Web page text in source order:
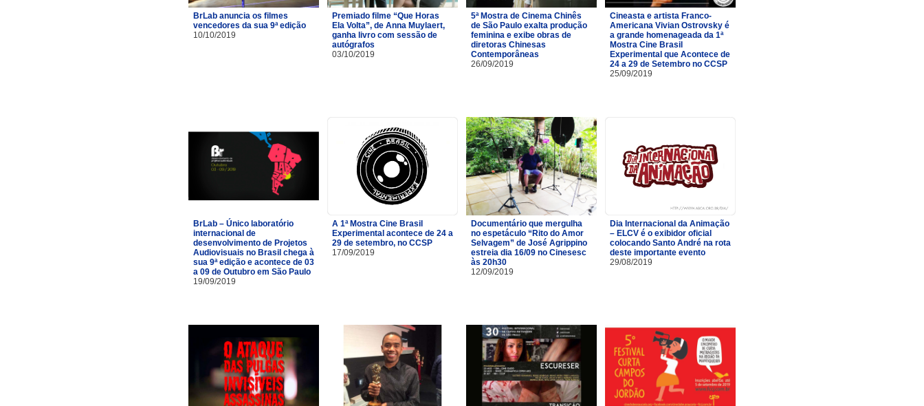
BrLab anuncia os filmes
vencedores da sua 9ª edição
10/10/2019
Premiado filme “Que Horas
Ela Volta”, de Anna Muylaert,
ganha livro com sessão de
autógrafos
03/10/2019
5ª Mostra de Cinema Chinês
de São Paulo exalta produção
feminina e exibe obras de
diretoras Chinesas
Contemporâneas
26/09/2019
Cineasta e artista Franco-
Americana Vivian Ostrovsky é
a grande homenageada da 1ª
Mostra Cine Brasil
Experimental que Acontece de
24 a 29 de Setembro no CCSP
25/09/2019
BrLab – Único laboratório
internacional de
desenvolvimento de Projetos
Audiovisuais no Brasil chega à
sua 9ª edição e acontece de 03
a 09 de Outubro em São Paulo
19/09/2019
A 1ª Mostra Cine Brasil
Experimental acontece de 24 a
29 de setembro, no CCSP
17/09/2019
Documentário que mergulha
no espetáculo “Rito do Amor
Selvagem” de José Agrippino
estreia dia 16/09 no Cinesesc
às 20h30
12/09/2019
Dia Internacional da Animação
– ELCV é o exibidor oficial
colocando Santo André na rota
deste importante evento
29/08/2019